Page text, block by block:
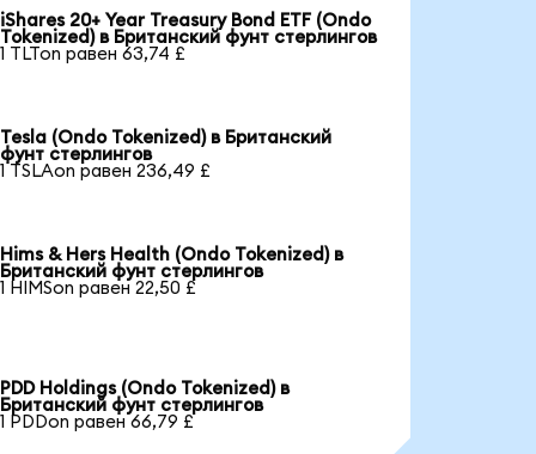
iShares 20+ Year Treasury Bond ETF (Ondo
Tokenized) в Британский фунт стерлингов
1 TLTon равен 63,74 £
Tesla (Ondo Tokenized) в Британский
фунт стерлингов
1 TSLAon равен 236,49 £
Hims & Hers Health (Ondo Tokenized) в
Британский фунт стерлингов
1 HIMSon равен 22,50 £
PDD Holdings (Ondo Tokenized) в
Британский фунт стерлингов
1 PDDon равен 66,79 £